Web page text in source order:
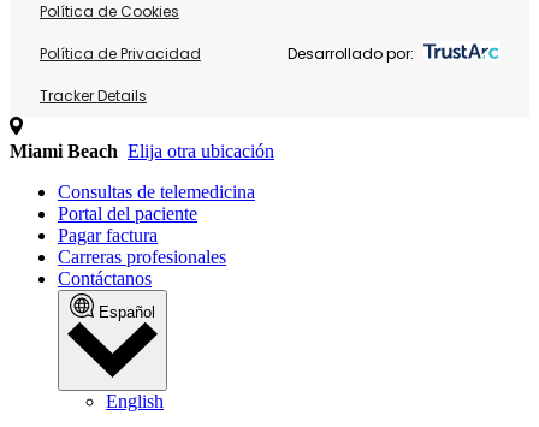
Política de Cookies
Política de Privacidad
Tracker Details
Desarrollado por:
Miami Beach Elija otra ubicación
Consultas de telemedicina
Portal del paciente
Pagar factura
Carreras profesionales
Contáctanos
Español
English